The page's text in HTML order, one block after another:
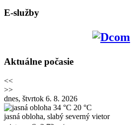
E-služby
Aktuálne počasie
<<
>>
dnes, štvrtok 6. 8. 2026
34 °C 20 °C
jasná obloha, slabý severný vietor